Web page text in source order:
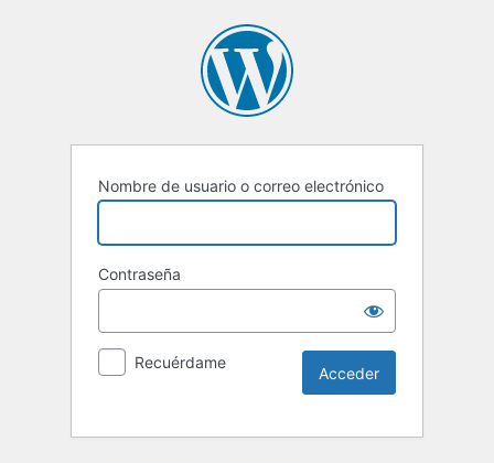
Nombre de usuario o correo electrónico
Contraseña
Recuérdame